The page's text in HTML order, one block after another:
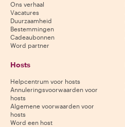
Ons verhaal
Vacatures
Duurzaamheid
Bestemmingen
Cadeaubonnen
Word partner
Hosts
Helpcentrum voor hosts
Annuleringsvoorwaarden voor
hosts
Algemene voorwaarden voor
hosts
Word een host